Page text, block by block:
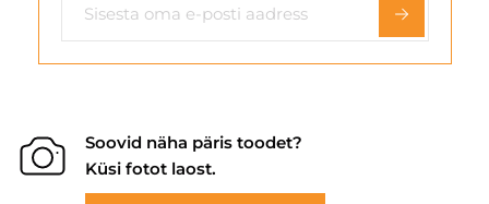
Soovid näha päris toodet?
Küsi fotot laost.